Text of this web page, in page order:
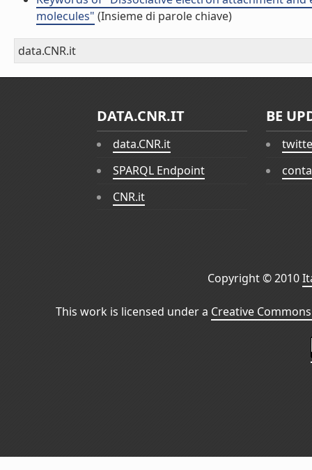
molecules" (Insieme di parole chiave)
data.CNR.it
DATA.CNR.IT
data.CNR.it
SPARQL Endpoint
CNR.it
BE
Copyright © 2010
This work is licensed under a Creative